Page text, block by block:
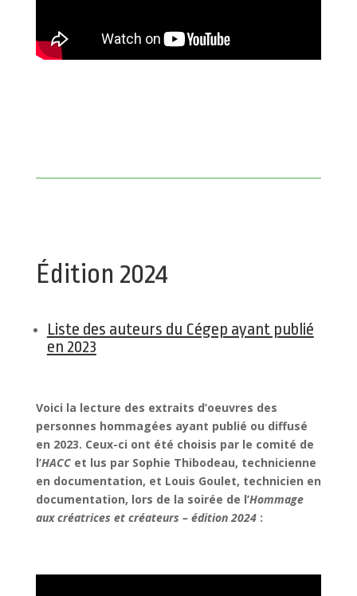
Édition 2024
Liste des auteurs du Cégep ayant publié
en 2023
Voici la lecture des extraits d’oeuvres des
personnes hommagées ayant publié ou diffusé
en 2023. Ceux-ci ont été choisis par le comité de
l’HACCet lus par Sophie Thibodeau, technicienne
en documentation, et Louis Goulet, technicien en
documentation, lors de la soirée de l’Hommage
aux créatrices et créateurs – édition 2024 :